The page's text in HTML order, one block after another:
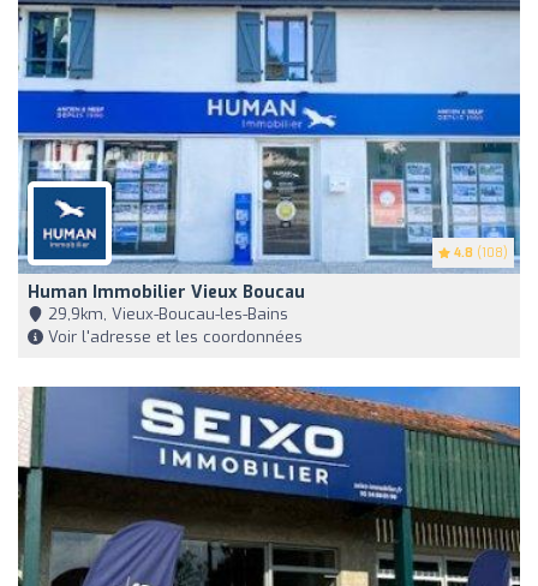
4.8 (108)
Human Immobilier Vieux Boucau
29,9km, Vieux-Boucau-les-Bains
Voir l'adresse et les coordonnées